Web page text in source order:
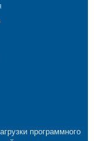
программного